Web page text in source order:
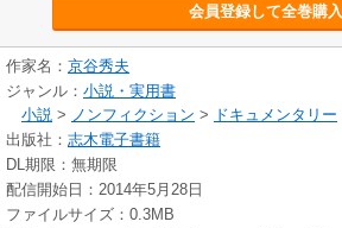
会員登録して全巻購入
作家名： 京谷秀夫
ジャンル： 小説・実用書
小説 > ノンフィクション > ドキュメンタリー
出版社： 志木電子書籍
DL期限：無期限
配信開始日：2014年5月28日
ファイルサイズ：0.3MB